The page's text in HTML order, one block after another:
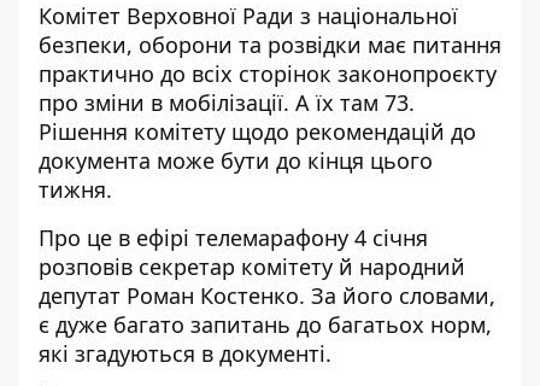
Комітет Верховної Ради з національної
безпеки, оборони та розвідки має питання
практично до всіх сторінок законопроєкту
про зміни в мобілізації. А їх там 73.
Рішення комітету щодо рекомендацій до
документа може бути до кінця цього
тижня.
Про це в ефірі телемарафону 4 січня
розповів секретар комітету й народний
депутат Роман Костенко. За його словами,
є дуже багато запитань до багатьох норм,
які згадуються в документі.